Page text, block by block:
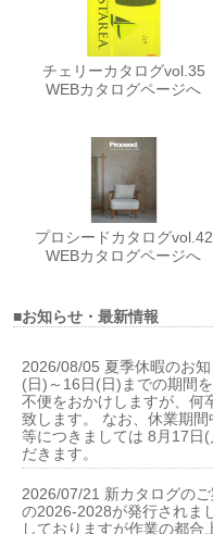
チェリーカタログvol.35
WEBカタログページへ
プロシードカタログvol.42
WEBカタログページへ
■お知らせ・最新情報